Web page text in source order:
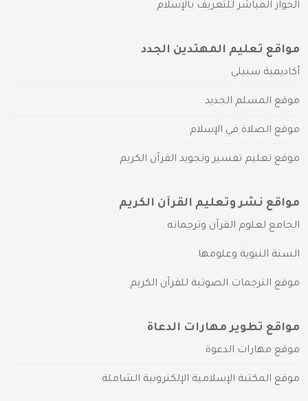
الحوار المباشر للتعريف بالإسلام
مواقع تعليم المهتدين الجدد
أكاديمية سبيلي
موقع المسلم الجديد
موقع الصلاة في الإسلام
موقع تعليم تفسير وتجويد القرآن الكريم
مواقع نشر وتعليم القرآن الكريم
الجامع لعلوم القرآن وترجماته
السنة النبوية وعلومها
موقع الترجمات الصوتية للقرآن الكريم
مواقع تطوير مهارات الدعاة
موقع مهارات الدعوة
موقع المكتبة الإسلامية الإلكترونية الشاملة